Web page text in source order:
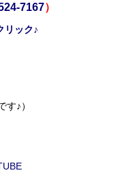
7167）
リック♪
♪）